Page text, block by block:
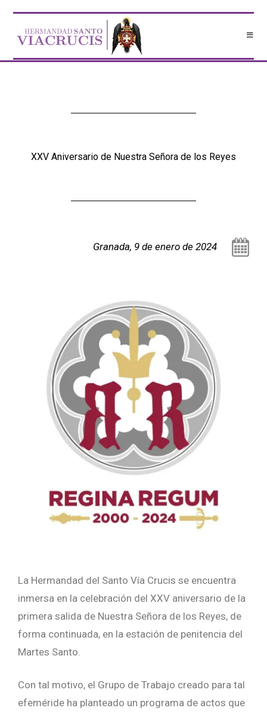
XXV Aniversario de Nuestra Señora de los Reyes
Granada, 9 de enero de 2024
La Hermandad del Santo Vía Crucis se encuentra
inmersa en la celebración del XXV aniversario de la
primera salida de Nuestra Señora de los Reyes, de
forma continuada, en la estación de penitencia del
Martes Santo.
Con tal motivo, el Grupo de Trabajo creado para tal
efeméride ha planteado un programa de actos que